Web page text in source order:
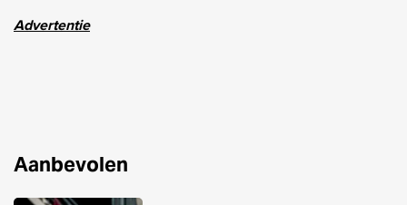
Advertentie
Aanbevolen